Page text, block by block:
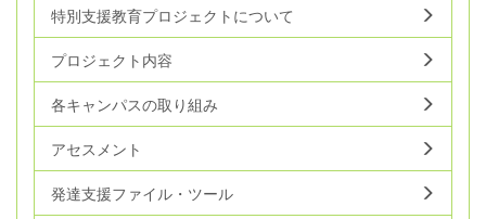
特別支援教育プロジェクトについて
プロジェクト内容
各キャンパスの取り組み
アセスメント
発達支援ファイル・ツール